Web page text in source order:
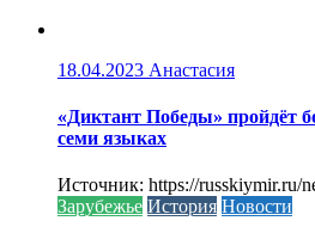
18.04.2023 Анастасия
«Диктант Победы» пройдёт
семи языках
Источник: https://russkiymir.ru/
Зарубежье История Новости